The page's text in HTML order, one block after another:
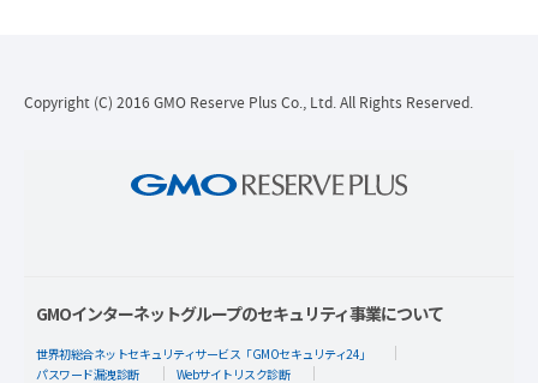
Copyright (C) 2016 GMO Reserve Plus Co., Ltd. All Rights Reserved.
GMOインターネットグループのセキュリティ事業について
世界初総合ネットセキュリティサービス「GMOセキュリティ24」
パスワード漏洩診断
Webサイトリスク診断